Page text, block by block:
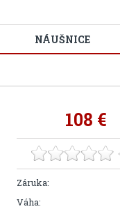
NÁUŠNICE
108 €
Záruka:
Váha: